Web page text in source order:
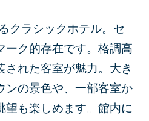
クラシックホテル。セ
ーク的存在です。格調高
された客室が魅力。大き
ンの景色や、一部客室か
望も楽しめます。館内に